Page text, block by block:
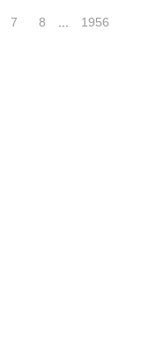
7 8 ...
1956